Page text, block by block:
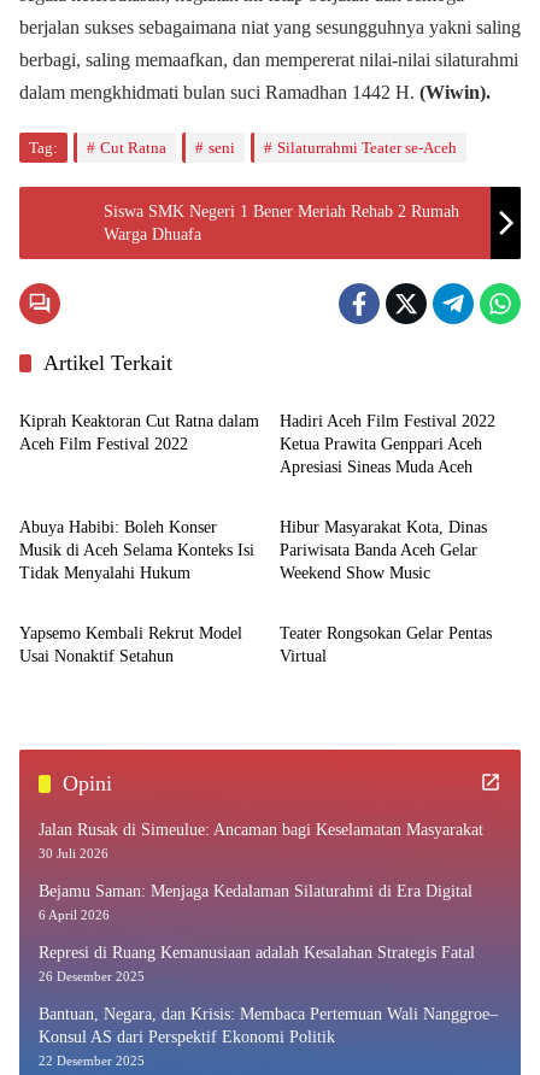
berjalan sukses sebagaimana niat yang sesungguhnya yakni saling
berbagi, saling memaafkan, dan mempererat nilai-nilai silaturahmi
dalam mengkhidmati bulan suci Ramadhan 1442 H. (Wiwin).
Tag: Cut Ratna seni Silaturrahmi Teater se-Aceh
Siswa SMK Negeri 1 Bener Meriah Rehab 2 Rumah
Warga Dhuafa
Artikel Terkait
News
Kiprah Keaktoran Cut Ratna dalam
Aceh Film Festival 2022
Hadiri Aceh Film Festival 2022
Ketua Prawita Genppari Aceh
Apresiasi Sineas Muda Aceh
Abuya Habibi: Boleh Konser
Musik di Aceh Selama Konteks Isi
Tidak Menyalahi Hukum
News
Hibur Masyarakat Kota, Dinas
Pariwisata Banda Aceh Gelar
Weekend Show Music
News
Yapsemo Kembali Rekrut Model
Usai Nonaktif Setahun
News
Teater Rongsokan Gelar Pentas
Virtual
Opini
Jalan Rusak di Simeulue: Ancaman bagi Keselamatan Masyarakat
30 Juli 2026
Bejamu Saman: Menjaga Kedalaman Silaturahmi di Era Digital
6 April 2026
Represi di Ruang Kemanusiaan adalah Kesalahan Strategis Fatal
26 Desember 2025
Bantuan, Negara, dan Krisis: Membaca Pertemuan Wali Nanggroe–
Konsul AS dari Perspektif Ekonomi Politik
22 Desember 2025